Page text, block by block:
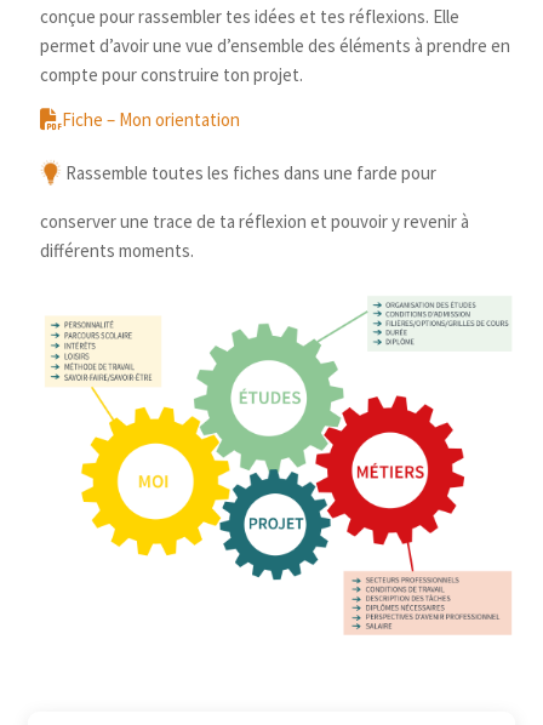
conçue pour rassembler tes idées et tes réflexions. Elle
permet d’avoir une vue d’ensemble des éléments à prendre en
compte pour construire ton projet.
Fiche – Mon orientation
Rassemble toutes les fiches dans une farde pour
conserver une trace de ta réflexion et pouvoir y revenir à
différents moments.